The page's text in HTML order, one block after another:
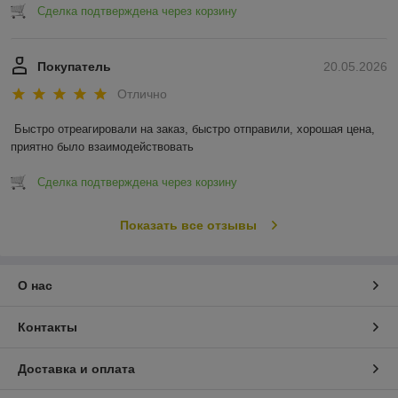
Сделка подтверждена через корзину
20.05.2026
Покупатель
Отлично
Быстро отреагировали на заказ, быстро отправили, хорошая цена,
приятно было взаимодействовать
Сделка подтверждена через корзину
Показать все отзывы
О нас
Контакты
Доставка и оплата